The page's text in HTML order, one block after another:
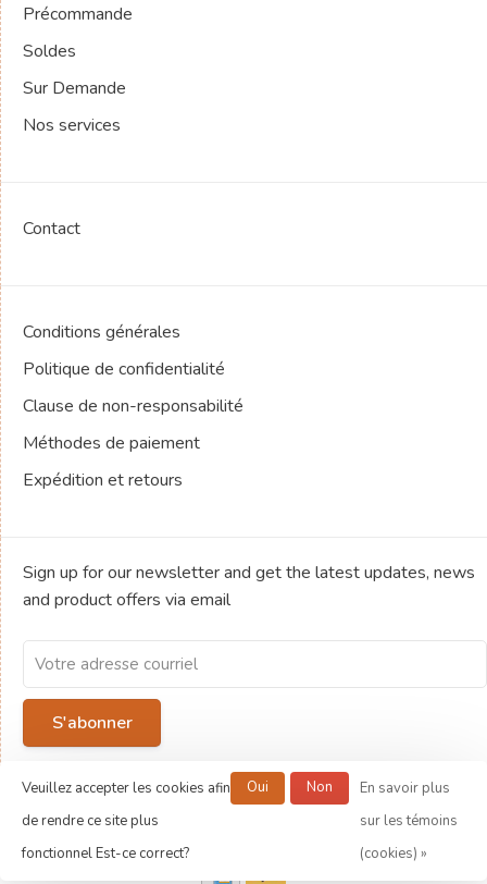
Précommande
Soldes
Sur Demande
Nos services
Contact
Conditions générales
Politique de confidentialité
Clause de non-responsabilité
Méthodes de paiement
Expédition et retours
Sign up for our newsletter and get the latest updates, news
and product offers via email
S'abonner
By signing up, you agree to our Privacy Policy.
© Copyright 2026 Jeux de société Ludold
Veuillez accepter les cookies afin
de rendre ce site plus
fonctionnel Est-ce correct?
Oui Non
En savoir plus
sur les témoins
(cookies) »